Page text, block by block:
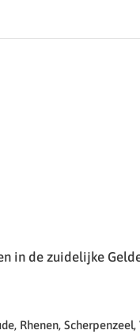
in de zuidelijke
Rhenen,